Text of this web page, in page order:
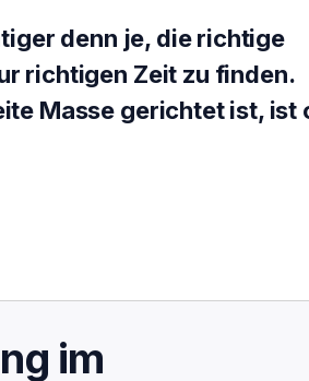
denn je, die richtige
richtigen Zeit zu finden.
Masse gerichtet ist, ist
im